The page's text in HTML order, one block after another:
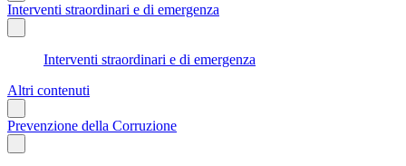
Interventi straordinari e di emergenza
Interventi straordinari e di emergenza
Altri contenuti
Prevenzione della Corruzione